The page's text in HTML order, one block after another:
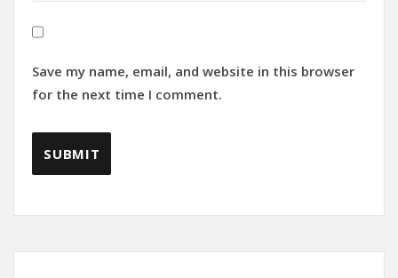
Save my name, email, and website in this browser
for the next time I comment.